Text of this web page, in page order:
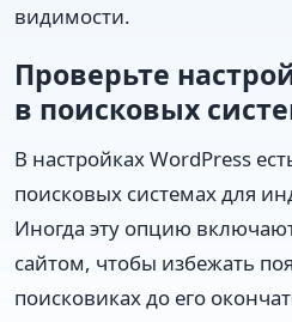
видимости.
Проверьте
в поисковых
В настройках WordPress
поисковых системах для
Иногда эту опцию
сайтом, чтобы избежать
поисковиках до его